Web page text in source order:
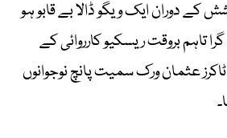
کے دوران ایک ویگو ڈالا بے قابو ہو
تاہم بروقت ریسکیو کارروائی کے
عثمان ورک سمیت پانچ نوجوانوں